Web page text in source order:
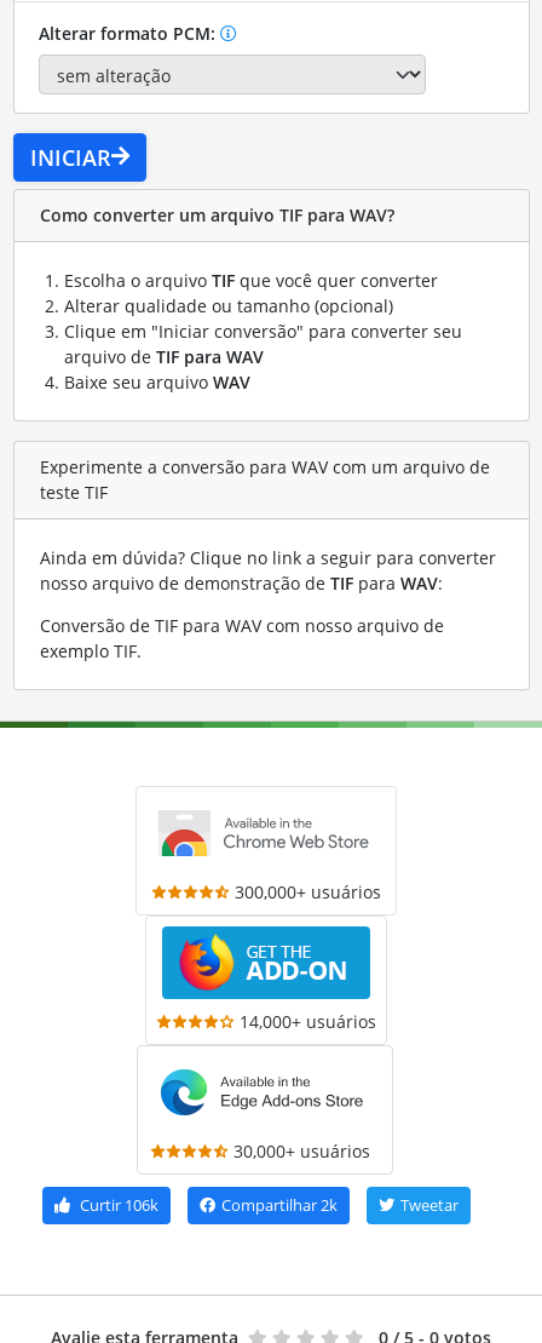
Alterar formato PCM:
INICIAR
Como converter um arquivo TIF para WAV?
Escolha o arquivo TIFque você quer converter
Alterar qualidade ou tamanho (opcional)
Clique em "Iniciar conversão" para converter seu
arquivo de TIF para WAV
Baixe seu arquivo WAV
Experimente a conversão para WAV com um arquivo de
teste TIF
Ainda em dúvida? Clique no link a seguir para converter
nosso arquivo de demonstração de TIFpara WAV:
Conversão de TIF para WAV com nosso arquivo de
exemplo TIF.
300,000+ usuários
14,000+ usuários
30,000+ usuários
Curtir 106k Compartilhar2k Tweetar
Avalie esta ferramenta 0 / 5 - 0 votos